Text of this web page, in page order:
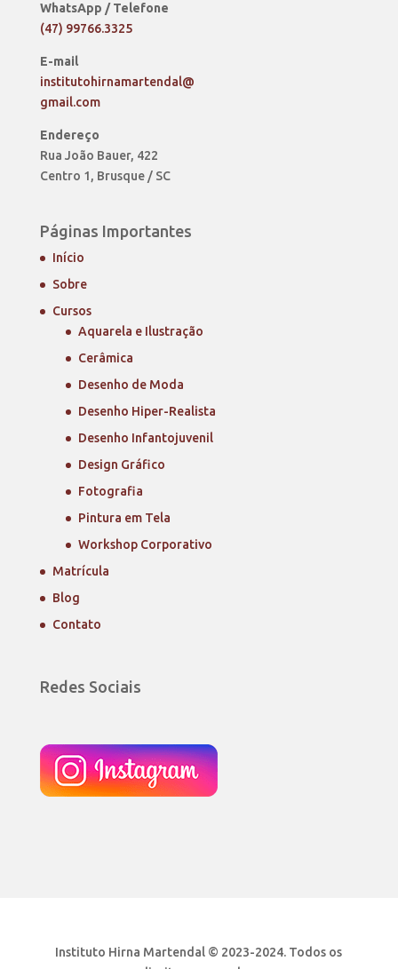
WhatsApp / Telefone
(47) 99766.3325
E-mail
institutohirnamartendal@
gmail.com
Endereço
Rua João Bauer, 422
Centro 1, Brusque / SC
Páginas Importantes
Início
Sobre
Cursos
Aquarela e Ilustração
Cerâmica
Desenho de Moda
Desenho Hiper-Realista
Desenho Infantojuvenil
Design Gráfico
Fotografia
Pintura em Tela
Workshop Corporativo
Matrícula
Blog
Contato
Redes Sociais
Instituto Hirna Martendal © 2023-2024. Todos os